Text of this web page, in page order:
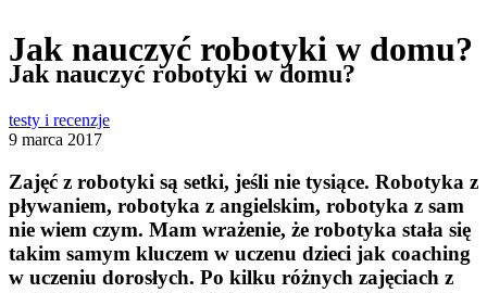
Jak nauczyć robotyki w domu?
Jak nauczyć robotyki w domu?
testy i recenzje
9 marca 2017
Zajęć z robotyki są setki, jeśli nie tysiące. Robotyka z
pływaniem, robotyka z angielskim, robotyka z sam
nie wiem czym. Mam wrażenie, że robotyka stała się
takim samym kluczem w uczenu dzieci jak coaching
w uczeniu dorosłych. Po kilku różnych zajęciach z